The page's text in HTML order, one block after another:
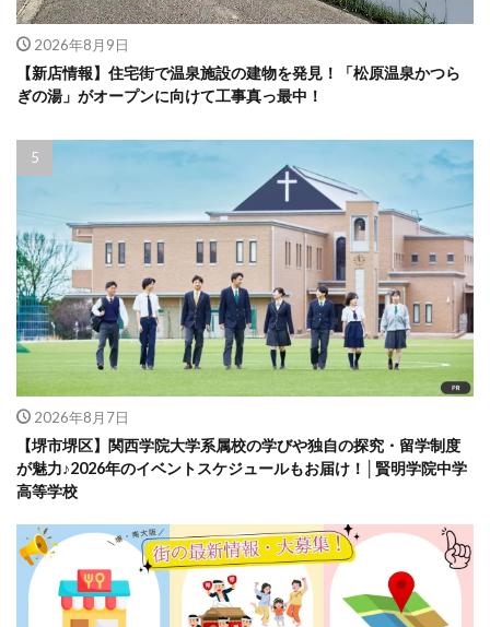
2026年8月9日
【新店情報】住宅街で温泉施設の建物を発見！「松原温泉かつら
ぎの湯」がオープンに向けて工事真っ最中！
2026年8月7日
【堺市堺区】関西学院大学系属校の学びや独自の探究・留学制度
が魅力♪2026年のイベントスケジュールもお届け！│賢明学院中学
高等学校